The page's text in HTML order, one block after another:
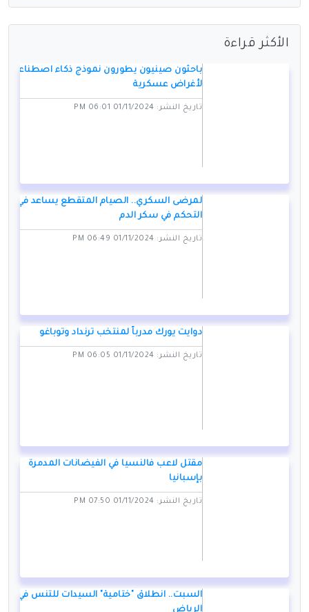
الأكثر قراءة
باحثون صينيون يطورون نموذج ذكاء اصطناعي
لأغراض عسكرية
تاريخ النشر: 01/11/2024 06:01 PM
لمرضى السكري.. الصيام المتقطع يساعد في
التحكم في سكر الدم
تاريخ النشر: 01/11/2024 06:49 PM
دوايت يورك مدرباً لمنتخب ترنداد وتوباغو
تاريخ النشر: 01/11/2024 06:05 PM
مقتل لاعب فالنسيا في الفيضانات المدمرة
بإسبانيا
تاريخ النشر: 01/11/2024 07:50 PM
السبت.. انطلاق "ختامية" السيدات للتنس في
الرياض